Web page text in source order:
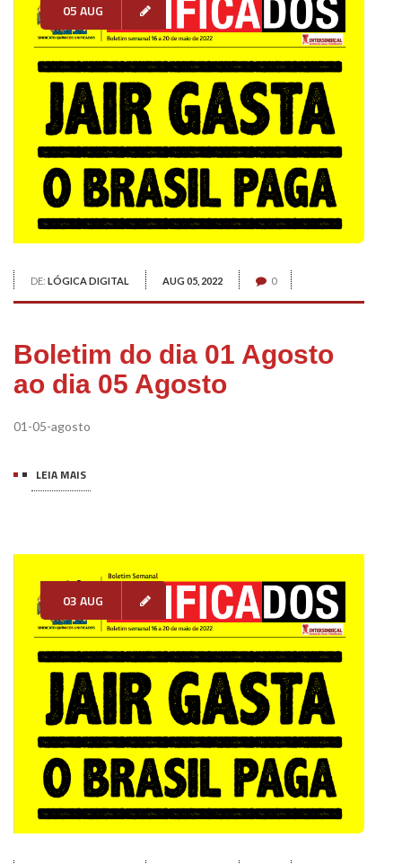
05 AUG
DE: LÓGICA DIGITAL AUG 05, 2022 0
Boletim do dia 01 Agosto
ao dia 05 Agosto
01-05-agosto
LEIA MAIS
03 AUG